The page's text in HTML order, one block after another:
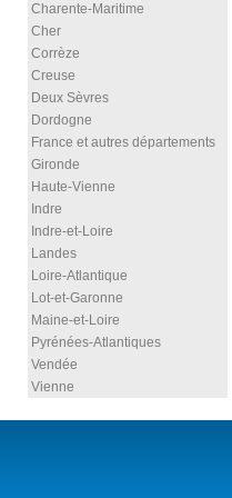
Charente-Maritime
Cher
Corrèze
Creuse
Deux Sèvres
Dordogne
France et autres départements
Gironde
Haute-Vienne
Indre
Indre-et-Loire
Landes
Loire-Atlantique
Lot-et-Garonne
Maine-et-Loire
Pyrénées-Atlantiques
Vendée
Vienne